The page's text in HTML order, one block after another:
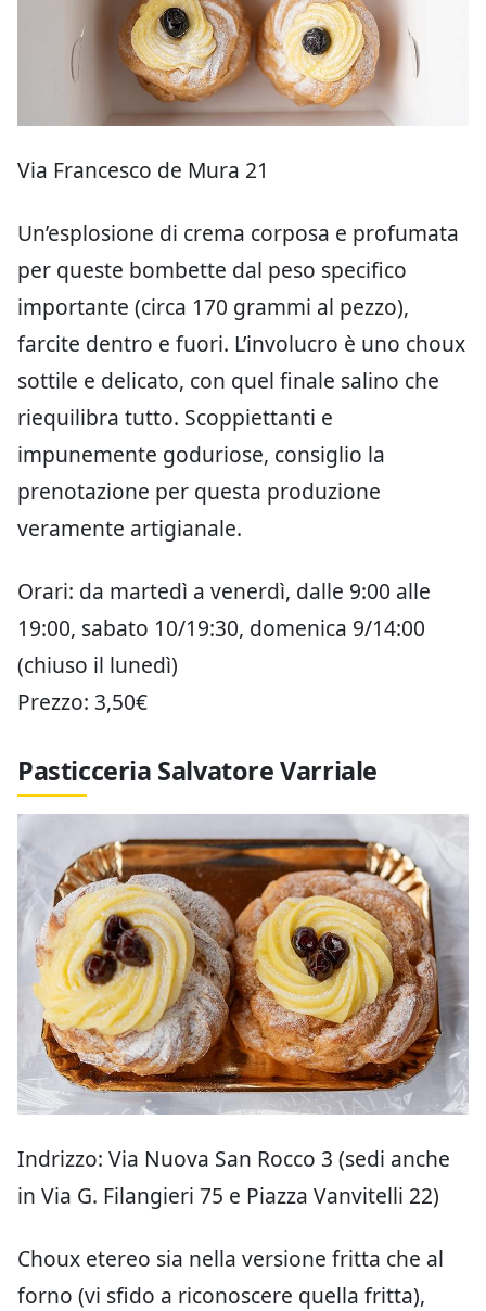
Via Francesco de Mura 21
Un’esplosione di crema corposa e profumata
per queste bombette dal peso specifico
importante (circa 170 grammi al pezzo),
farcite dentro e fuori. L’involucro è uno choux
sottile e delicato, con quel finale salino che
riequilibra tutto. Scoppiettanti e
impunemente goduriose, consiglio la
prenotazione per questa produzione
veramente artigianale.
Orari: da martedì a venerdì, dalle 9:00 alle
19:00, sabato 10/19:30, domenica 9/14:00
(chiuso il lunedì)
Prezzo: 3,50€
Pasticceria Salvatore Varriale
Indrizzo: Via Nuova San Rocco 3 (sedi anche
in Via G. Filangieri 75 e Piazza Vanvitelli 22)
Choux etereo sia nella versione fritta che al
forno (vi sfido a riconoscere quella fritta),